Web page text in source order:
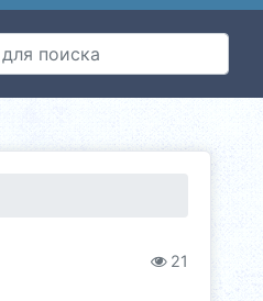
21